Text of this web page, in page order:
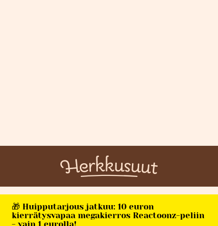
🎁 Huipputarjous jatkuu: 10 euron
kierrätysvapaa megakierros Reactoonz-peliin
- vain 1 eurolla!